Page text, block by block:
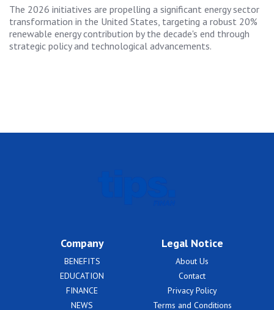
The 2026 initiatives are propelling a significant energy sector
transformation in the United States, targeting a robust 20%
renewable energy contribution by the decade's end through
strategic policy and technological advancements.
Company
BENEFITS
EDUCATION
FINANCE
NEWS
Legal Notice
About Us
Contact
Privacy Policy
Terms and Conditions